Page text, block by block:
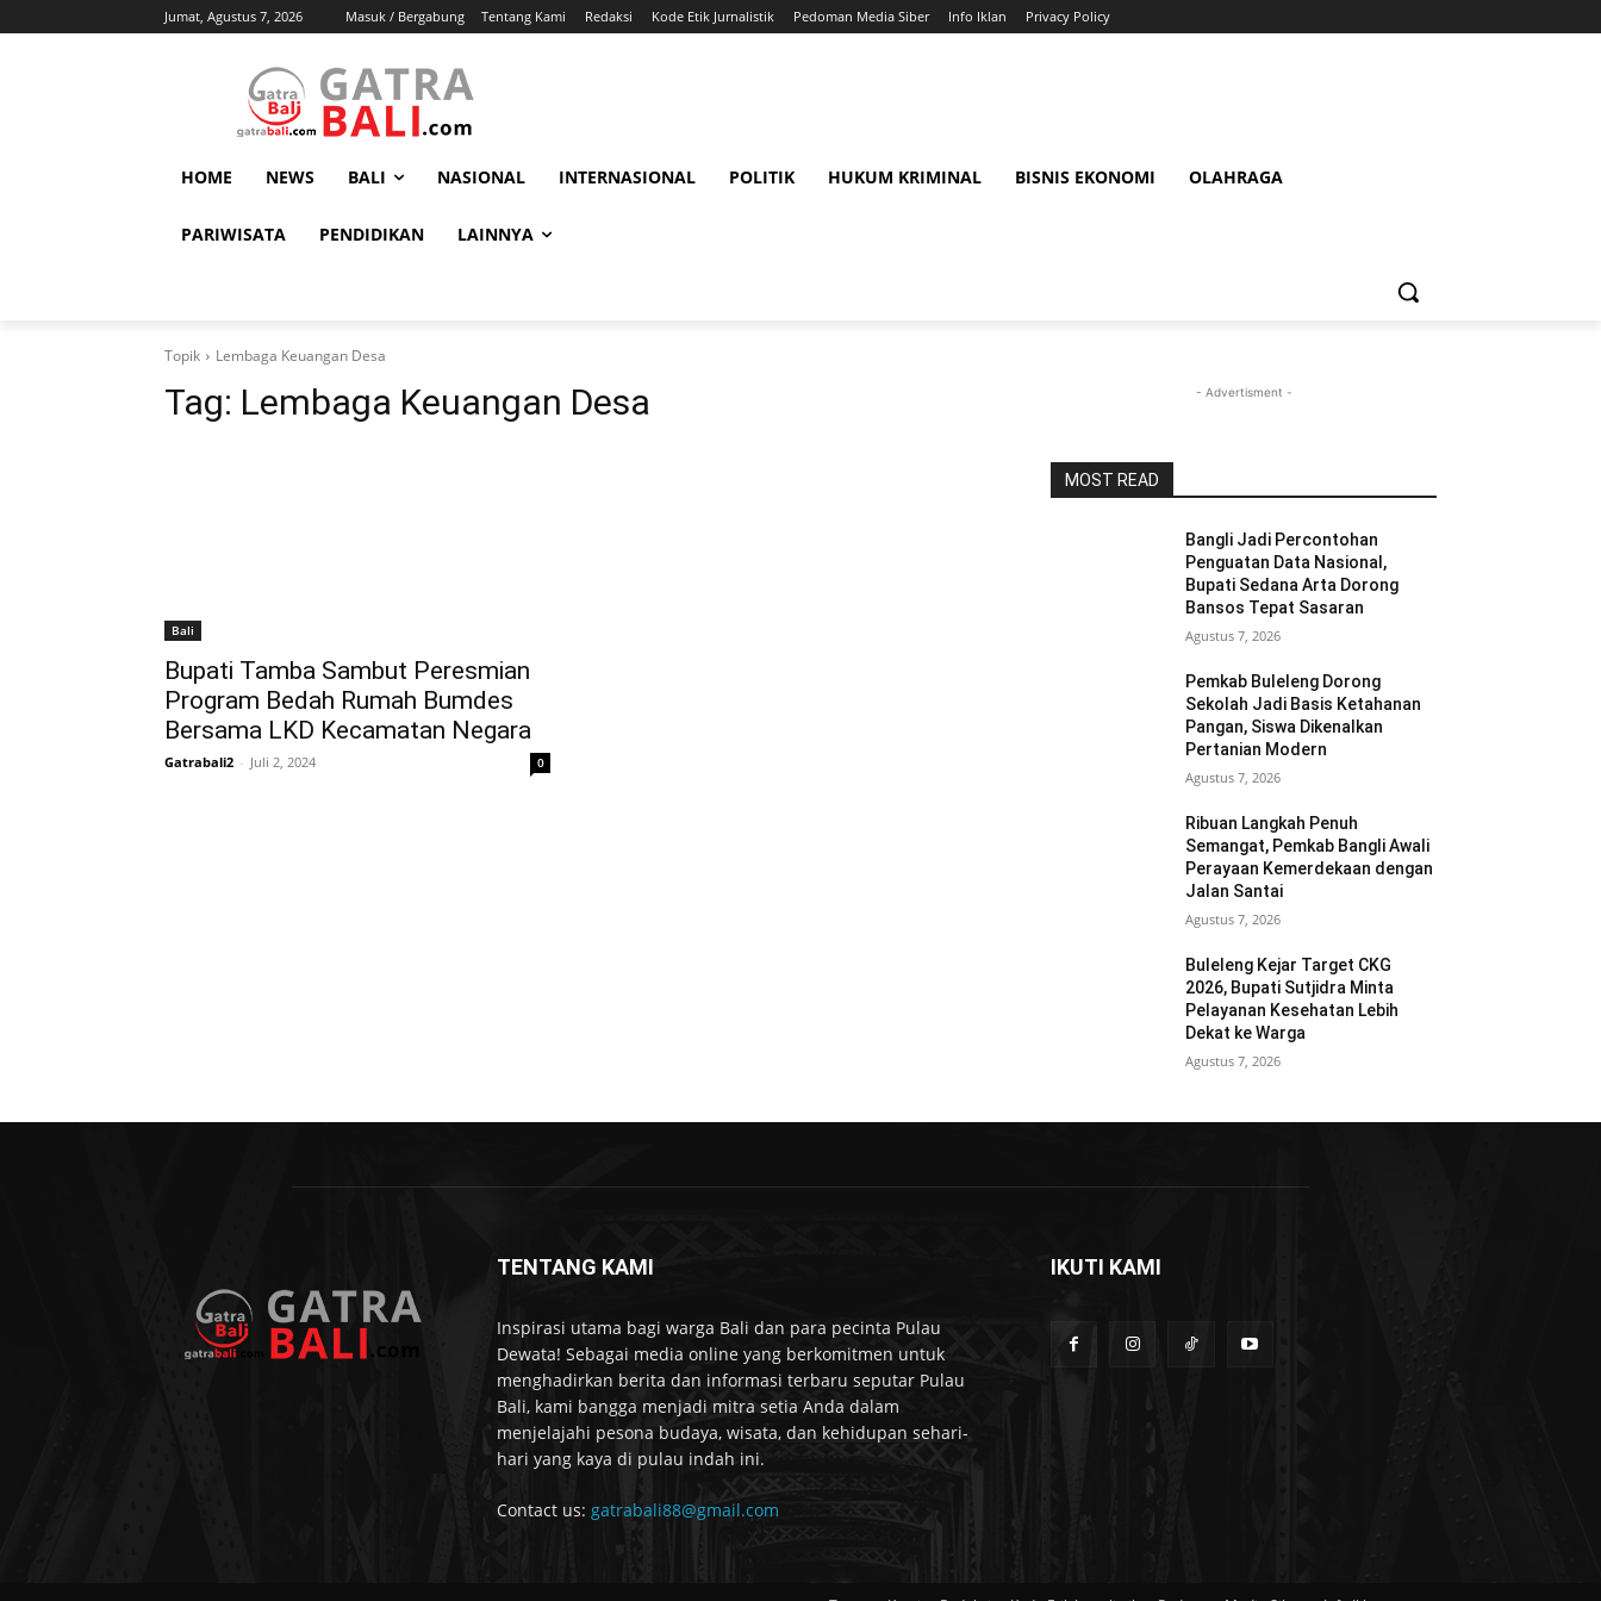
Jumat, Agustus 7, 2026 Masuk / Bergabung Tentang Kami Redaksi Kode Etik Jurnalistik Pedoman Media Siber Info Iklan Privacy Policy
HOME NEWS BALI NASIONAL INTERNASIONAL POLITIK HUKUM KRIMINAL BISNIS EKONOMI OLAHRAGA
PARIWISATA PENDIDIKAN LAINNYA
Topik Lembaga Keuangan Desa
Tag: Lembaga Keuangan Desa
Bali
Bupati Tamba Sambut Peresmian
Program Bedah Rumah Bumdes
Bersama LKD Kecamatan Negara
Gatrabali2 - Juli 2, 2024 0
- Advertisment -
MOST READ
Bangli Jadi Percontohan
Penguatan Data Nasional,
Bupati Sedana Arta Dorong
Bansos Tepat Sasaran
Agustus 7, 2026
Pemkab Buleleng Dorong
Sekolah Jadi Basis Ketahanan
Pangan, Siswa Dikenalkan
Pertanian Modern
Agustus 7, 2026
Ribuan Langkah Penuh
Semangat, Pemkab Bangli Awali
Perayaan Kemerdekaan dengan
Jalan Santai
Agustus 7, 2026
Buleleng Kejar Target CKG
2026, Bupati Sutjidra Minta
Pelayanan Kesehatan Lebih
Dekat ke Warga
Agustus 7, 2026
TENTANG KAMI
Inspirasi utama bagi warga Bali dan para pecinta Pulau
Dewata! Sebagai media online yang berkomitmen untuk
menghadirkan berita dan informasi terbaru seputar Pulau
Bali, kami bangga menjadi mitra setia Anda dalam
menjelajahi pesona budaya, wisata, dan kehidupan sehari-
hari yang kaya di pulau indah ini.
Contact us: gatrabali88@gmail.com
IKUTI KAMI